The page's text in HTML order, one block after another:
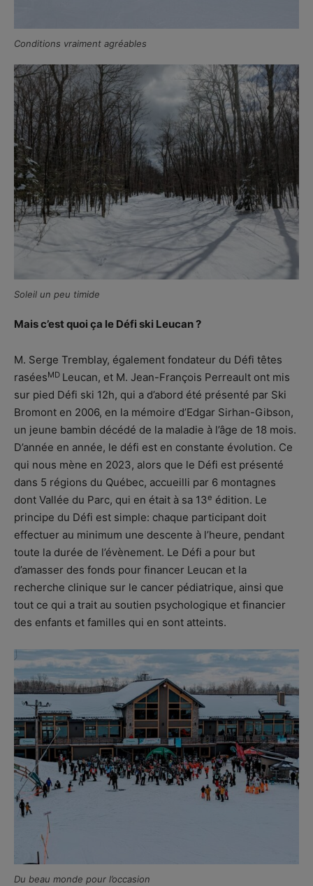
Conditions vraiment agréables
Soleil un peu timide
Mais c’est quoi ça le Défi ski Leucan ?
M. Serge Tremblay, également fondateur du Défi têtes
raséesMD Leucan, et M. Jean-François Perreault ont mis
sur pied Défi ski 12h, qui a d’abord été présenté par Ski
Bromont en 2006, en la mémoire d’Edgar Sirhan-Gibson,
un jeune bambin décédé de la maladie à l’âge de 18 mois.
D’année en année, le défi est en constante évolution. Ce
qui nous mène en 2023, alors que le Défi est présenté
dans 5 régions du Québec, accueilli par 6 montagnes
dont Vallée du Parc, qui en était à sa 13e édition. Le
principe du Défi est simple: chaque participant doit
effectuer au minimum une descente à l’heure, pendant
toute la durée de l’évènement. Le Défi a pour but
d’amasser des fonds pour financer Leucan et la
recherche clinique sur le cancer pédiatrique, ainsi que
tout ce qui a trait au soutien psychologique et financier
des enfants et familles qui en sont atteints.
Du beau monde pour l’occasion